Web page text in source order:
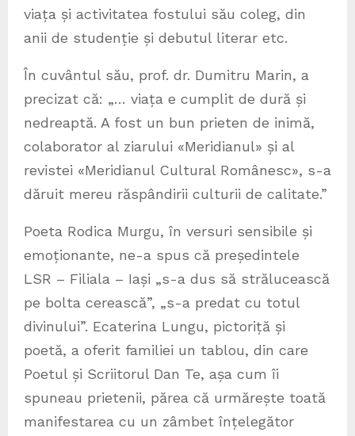
viața și activitatea fostului său coleg, din
anii de studenție și debutul literar etc.
În cuvântul său, prof. dr. Dumitru Marin, a
precizat că: „… viața e cumplit de dură și
nedreaptă. A fost un bun prieten de inimă,
colaborator al ziarului «Meridianul» și al
revistei «Meridianul Cultural Românesc», s-a
dăruit mereu răspândirii culturii de calitate.”
Poeta Rodica Murgu, în versuri sensibile și
emoționante, ne-a spus că președintele
LSR – Filiala – Iași „s-a dus să strălucească
pe bolta cerească”, „s-a predat cu totul
divinului”. Ecaterina Lungu, pictoriță și
poetă, a oferit familiei un tablou, din care
Poetul și Scriitorul Dan Te, așa cum îi
spuneau prietenii, părea că urmărește toată
manifestarea cu un zâmbet înțelegător